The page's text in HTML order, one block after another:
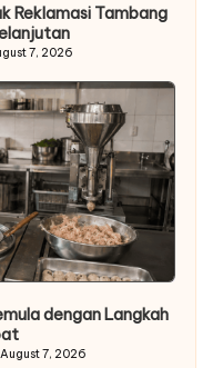
Reklamasi Tambang
7, 2026
dengan Langkah
August 7, 2026